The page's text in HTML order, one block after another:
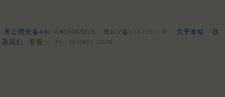
粤公网安备44010402003275 粤ICP备17077571号 关于本站
联
系我们
客服：+86 136 0901 3320